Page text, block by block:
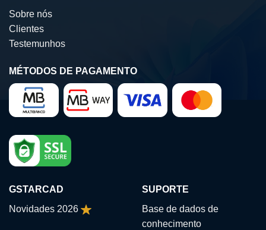
Sobre nós
Clientes
Testemunhos
MÉTODOS DE PAGAMENTO
GSTARCAD
Novidades 2026
SUPORTE
Base de dados de
conhecimento